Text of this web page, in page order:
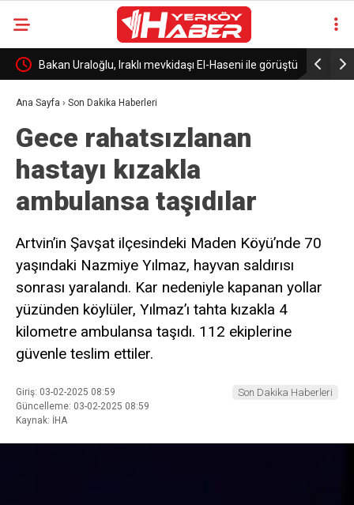
Bakan Uraloğlu, Iraklı mevkidaşı El-Haseni ile görüştü
Ana Sayfa › Son Dakika Haberleri
Gece rahatsızlanan
hastayı kızakla
ambulansa taşıdılar
Artvin’in Şavşat ilçesindeki Maden Köyü’nde 70
yaşındaki Nazmiye Yılmaz, hayvan saldırısı
sonrası yaralandı. Kar nedeniyle kapanan yollar
yüzünden köylüler, Yılmaz’ı tahta kızakla 4
kilometre ambulansa taşıdı. 112 ekiplerine
güvenle teslim ettiler.
Giriş: 03-02-2025 08:59
Güncelleme: 03-02-2025 08:59
Kaynak: İHA
Son Dakika Haberleri